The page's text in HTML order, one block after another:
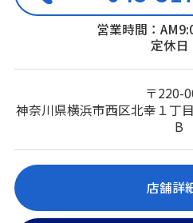
営業時間：
定休日
〒220-
神奈川県横浜市西区北幸１丁
B
店舗詳